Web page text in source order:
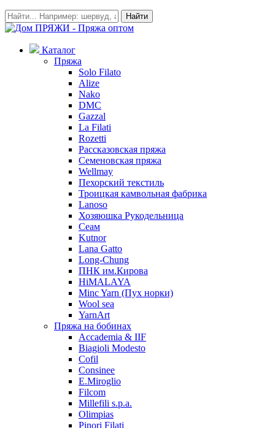
Найти
Каталог
Пряжа
Solo Filato
Alize
Nako
DMC
Gazzal
La Filati
Rozetti
Рассказовская пряжа
Семеновская пряжа
Wellmay
Пехорский текстиль
Троицкая камвольная фабрика
Lanoso
Хозяюшка Рукодельница
Сеам
Kutnor
Lana Gatto
Long-Chung
ПНК им.Кирова
HiMALAYA
Minc Yarn (Пух норки)
Wool sea
YarnArt
Пряжа на бобинах
Accademia & IIF
Biagioli Modesto
Cofil
Consinee
E.Miroglio
Filcom
Millefili s.p.a.
Olimpias
Pinori Filati